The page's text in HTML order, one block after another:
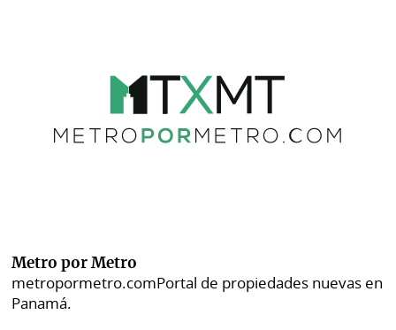
Metro por Metro
metropormetro.comPortal de propiedades nuevas en
Panamá.